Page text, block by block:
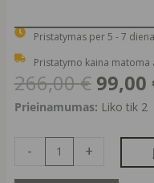
Pristatymas per 5 - 7
Pristatymo kaina matoma
266,00€
price
99,00
Prieinamumas: Liko tik 2
-
produkto
MADAM
+